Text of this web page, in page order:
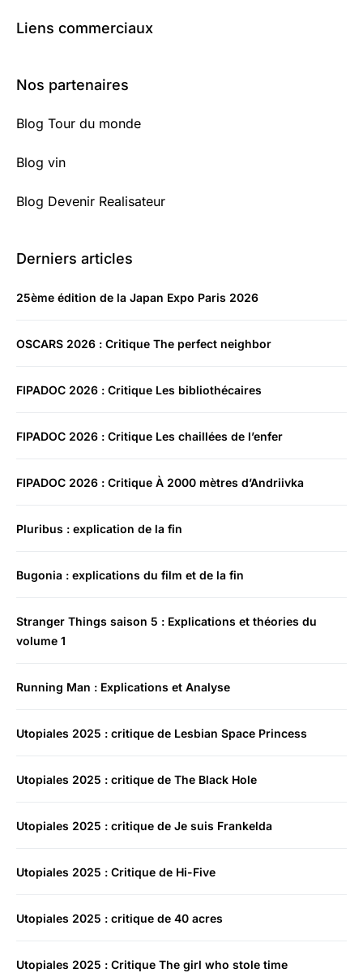
Liens commerciaux
Nos partenaires
Blog Tour du monde
Blog vin
Blog Devenir Realisateur
Derniers articles
25ème édition de la Japan Expo Paris 2026
OSCARS 2026 : Critique The perfect neighbor
FIPADOC 2026 : Critique Les bibliothécaires
FIPADOC 2026 : Critique Les chaillées de l’enfer
FIPADOC 2026 : Critique À 2000 mètres d’Andriivka
Pluribus : explication de la fin
Bugonia : explications du film et de la fin
Stranger Things saison 5 : Explications et théories du
volume 1
Running Man : Explications et Analyse
Utopiales 2025 : critique de Lesbian Space Princess
Utopiales 2025 : critique de The Black Hole
Utopiales 2025 : critique de Je suis Frankelda
Utopiales 2025 : Critique de Hi-Five
Utopiales 2025 : critique de 40 acres
Utopiales 2025 : Critique The girl who stole time